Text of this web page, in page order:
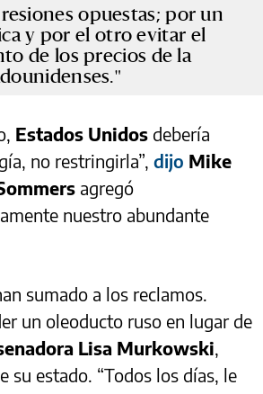
opuestas; por un
y por el otro evitar el
de los precios de la
Estados Unidos debería
no restringirla”, dijo Mike
agregó
nuestro abundante
sumado a los reclamos.
un oleoducto ruso en lugar de
Lisa Murkowski,
su estado. “Todos los días, le